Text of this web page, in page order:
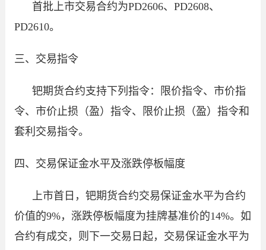
首批上市交易合约为PD2606、PD2608、
PD2610。
三、交易指令
钯期货合约支持下列指令：限价指令、市价指
令、市价止损（盈）指令、限价止损（盈）指令和
套利交易指令。
四、交易保证金水平及涨跌停板幅度
上市首日，钯期货合约交易保证金水平为合约
价值的9%，涨跌停板幅度为挂牌基准价的14%。如
合约有成交，则下一交易日起，交易保证金水平为